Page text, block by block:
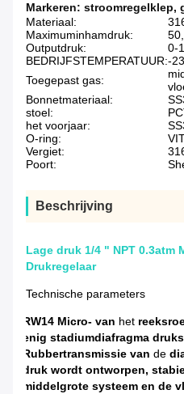
Markeren: stroomregelklep,
Materiaal:
Maximuminhamdruk:
Outputdruk:
0-
BEDRIJFSTEMPERATUUR:-
Toegepast gas:
Bonnetmateriaal:
stoel:
het voorjaar:
O-ring:
Vergiet:
Poort:
Beschrijving
Lage druk 1/4 " NPT 0.3atm
Drukregelaar
Technische parameters
RW14 Micro- van het
enig stadiumdiafragma
Rubbertransmissie van de
druk wordt ontworpen,
middelgrote systeem en de